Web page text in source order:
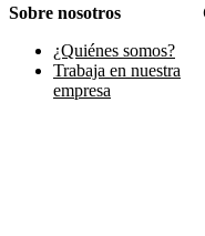
Sobre nosotros
¿Quiénes somos?
Trabaja en nuestra
empresa